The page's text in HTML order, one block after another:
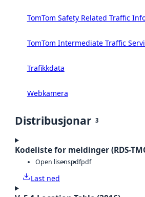
TomTom Safety Related Traffic
TomTom Intermediate Traffic
Trafikkdata
Webkamera
Distribusjonar 3
Kodeliste for meldinger (RDS-
Open lisenspdfpdf
Last ned